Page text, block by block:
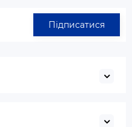
Підписатися